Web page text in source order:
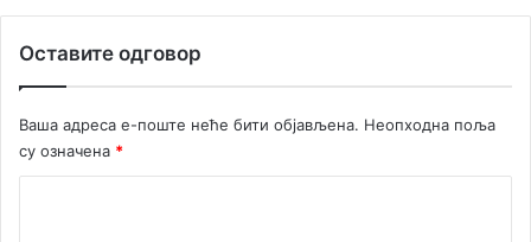
Оставите одговор
Ваша адреса е-поште неће бити објављена. Неопходна поља
су означена *